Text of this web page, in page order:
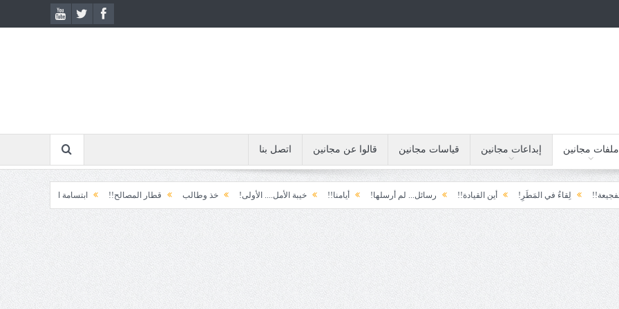
ملفات مجانين إبداعات مجانين قياسات مجانين قالوا عن مجانين اتصل بنا
في المَطَرِ! أين القيادة!! رسائل... لم أرسلها! أيامنا!! خيبة الأمل.... الأولى! خذ وطالب قطار المصالح!! ابتسامة الطوارئ! المكوّن وما يعنيه!!